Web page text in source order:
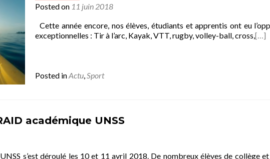
Posted on 11 juin 2018
Cette année encore, nos élèves, étudiants et apprentis ont eu
exceptionnelles : Tir à l’arc, Kayak, VTT, rugby, volley-ball, cross,[…]
Posted inActu,Sport
académique UNSS
s’est déroulé les 10 et 11 avril 2018. De nombreux élèves de